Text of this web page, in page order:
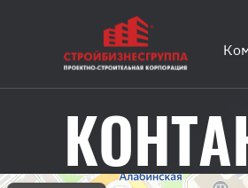
Контакты